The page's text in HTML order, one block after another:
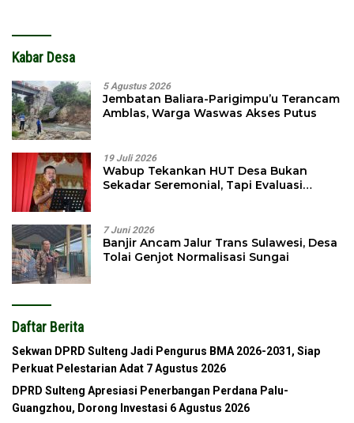
Kabar Desa
5 Agustus 2026
Jembatan Baliara-Parigimpu’u Terancam
Amblas, Warga Waswas Akses Putus
19 Juli 2026
Wabup Tekankan HUT Desa Bukan
Sekadar Seremonial, Tapi Evaluasi
7 Juni 2026
Banjir Ancam Jalur Trans Sulawesi, Desa
Tolai Genjot Normalisasi Sungai
Daftar Berita
Sekwan DPRD Sulteng Jadi Pengurus BMA 2026-2031, Siap
Perkuat Pelestarian Adat 7 Agustus 2026
DPRD Sulteng Apresiasi Penerbangan Perdana Palu-
Guangzhou, Dorong Investasi 6 Agustus 2026